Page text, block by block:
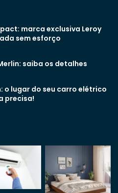
marca exclusiva Leroy
sem esforço
saiba os detalhes
o lugar do seu carro elétrico
precisa!